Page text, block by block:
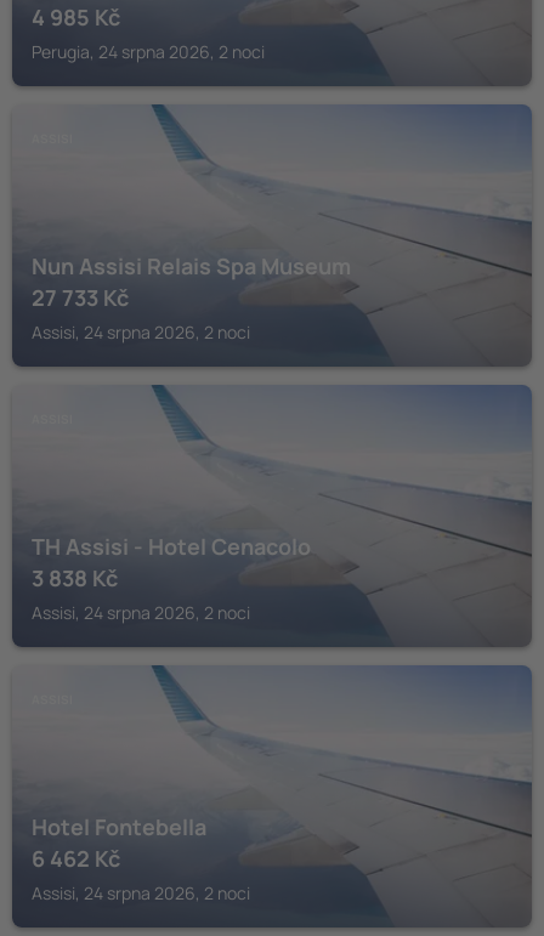
4 985 Kč
Perugia, 24 srpna 2026, 2 noci
Nun Assisi Relais Spa Museum
27 733 Kč
Assisi, 24 srpna 2026, 2 noci
TH Assisi - Hotel Cenacolo
3 838 Kč
Assisi, 24 srpna 2026, 2 noci
Hotel Fontebella
6 462 Kč
Assisi, 24 srpna 2026, 2 noci